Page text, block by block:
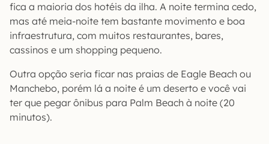
fica a maioria dos hotéis da ilha. A noite termina cedo,
mas até meia-noite tem bastante movimento e boa
infraestrutura, com muitos restaurantes, bares,
cassinos e um shopping pequeno.
Outra opção seria ficar nas praias de Eagle Beach ou
Manchebo, porém lá a noite é um deserto e você vai
ter que pegar ônibus para Palm Beach à noite (20
minutos).